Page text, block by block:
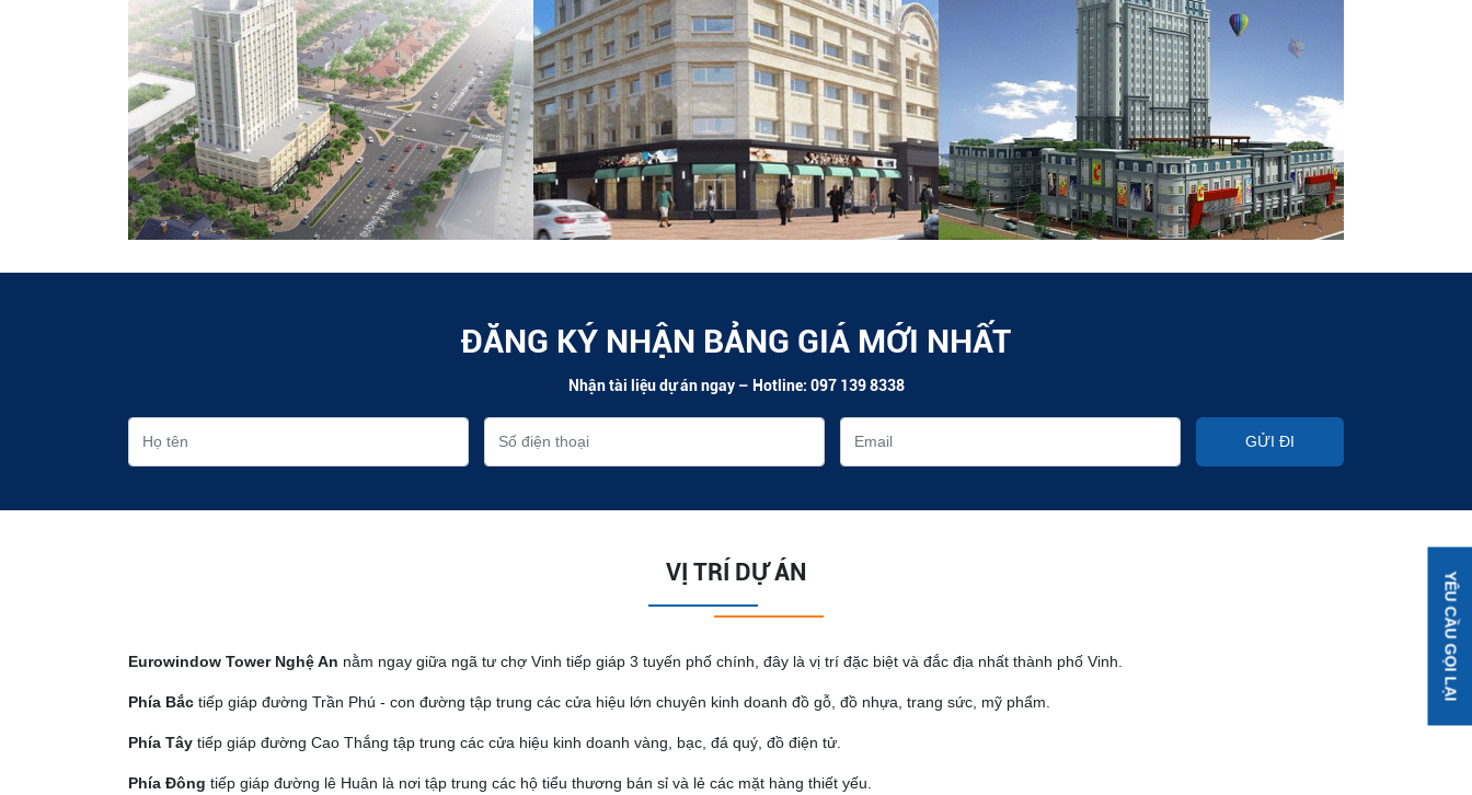
ĐĂNG KÝ NHẬN BẢNG GIÁ MỚI NHẤT
Nhận tài liệu dự án ngay – Hotline: 097 139 8338
GỬI ĐI
VỊ TRÍ DỰ ÁN
Eurowindow Tower Nghệ An nằm ngay giữa ngã tư chợ Vinh tiếp giáp 3 tuyến phố chính, đây là vị trí đặc biệt và đắc địa nhất thành phố Vinh.
Phía Bắc tiếp giáp đường Trần Phú - con đường tập trung các cửa hiệu lớn chuyên kinh doanh đồ gỗ, đồ nhựa, trang sức, mỹ phẩm.
Phía Tây tiếp giáp đường Cao Thắng tập trung các cửa hiệu kinh doanh vàng, bạc, đá quý, đồ điện tử.
Phía Đông tiếp giáp đường lê Huân là nơi tập trung các hộ tiểu thương bán sỉ và lẻ các mặt hàng thiết yếu.
YÊU CẦU GỌI LẠI